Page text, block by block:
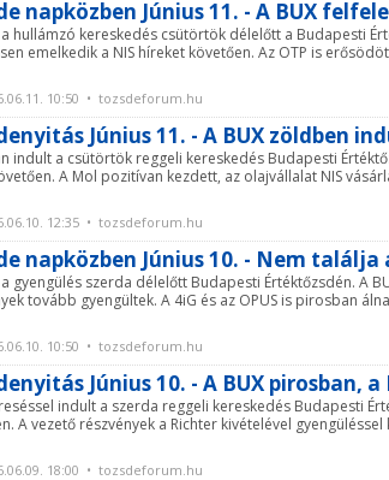
napközben Június 11. - A BUX
hullámzó kereskedés csütörtök délelőtt a Budapesti
emelkedik a NIS híreket követően. Az OTP is
10:50 • tozsdeforum.hu
Június 11. - A BUX zöldben
indult a csütörtök reggeli kereskedés Budapesti
A Mol pozitívan kezdett, az olajvállalat NIS
12:35 • tozsdeforum.hu
napközben Június 10. - Nem
gyengülés szerda délelőtt Budapesti Értéktőzsdén. A
tovább gyengültek. A 4iG és az OPUS is pirosban
10:50 • tozsdeforum.hu
Június 10. - A BUX pirosban,
indult a szerda reggeli kereskedés Budapesti
A vezető részvények a Richter kivételével
18:00 • tozsdeforum.hu